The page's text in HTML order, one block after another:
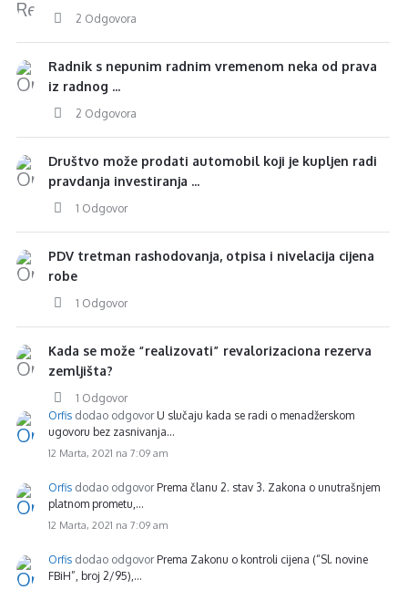
2 Odgovora
Radnik s nepunim radnim vremenom neka od prava
iz radnog ...
2 Odgovora
Društvo može prodati automobil koji je kupljen radi
pravdanja investiranja ...
1 Odgovor
PDV tretman rashodovanja, otpisa i nivelacija cijena
robe
1 Odgovor
Kada se može “realizovati” revalorizaciona rezerva
zemljišta?
1 Odgovor
Orfis dodao odgovor U slučaju kada se radi o menadžerskom
ugovoru bez zasnivanja…
12 Marta, 2021 na 7:09 am
Orfis dodao odgovor Prema članu 2. stav 3. Zakona o unutrašnjem
platnom prometu,…
12 Marta, 2021 na 7:09 am
Orfis dodao odgovor Prema Zakonu o kontroli cijena (“Sl. novine
FBiH”, broj 2/95),…